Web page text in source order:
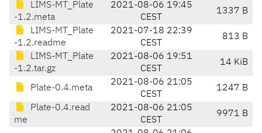
LIMS-MT_Plate
-1.2.meta
2021-08-06 19:45
CEST
1337 B
LIMS-MT_Plate
-1.2.readme
2021-07-18 22:39
CEST
813 B
LIMS-MT_Plate
-1.2.tar.gz
2021-08-06 19:51
CEST
14 KiB
Plate-0.4.meta
2021-08-06 21:05
CEST
1247 B
Plate-0.4.read
me
2021-08-06 21:05
CEST
9971 B